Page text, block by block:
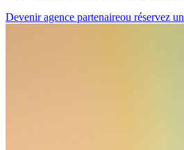
Devenir agence partenaireou réservez